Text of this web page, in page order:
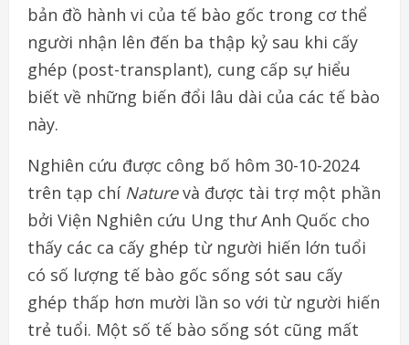
bản đồ hành vi của tế bào gốc trong cơ thể
người nhận lên đến ba thập kỷ sau khi cấy
ghép (post-transplant), cung cấp sự hiểu
biết về những biến đổi lâu dài của các tế bào
này.
Nghiên cứu được công bố hôm 30-10-2024
trên tạp chí Naturevà được tài trợ một phần
bởi Viện Nghiên cứu Ung thư Anh Quốc cho
thấy các ca cấy ghép từ người hiến lớn tuổi
có số lượng tế bào gốc sống sót sau cấy
ghép thấp hơn mười lần so với từ người hiến
trẻ tuổi. Một số tế bào sống sót cũng mất